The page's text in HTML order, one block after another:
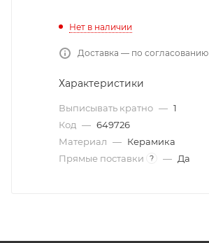
Нет в наличии
Доставка — по согласованию
Характеристики
Выписывать кратно — 1
Код — 649726
Материал — Керамика
Прямые поставки
? — Да